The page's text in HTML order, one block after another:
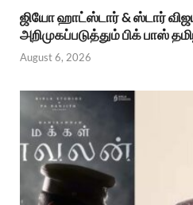
ஜியோ ஹாட்ஸ்டார் & ஸ்டார்
அறிமுகப்படுத்தும் பிக் பாஸ்
August 6, 2026